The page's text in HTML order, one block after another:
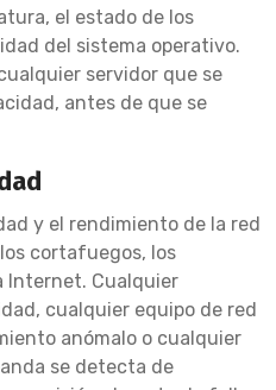
el estado de los
del sistema operativo.
servidor que se
antes de que se
y el rendimiento de la red
cortafuegos, los
Internet. Cualquier
cualquier equipo de red
anómalo o cualquier
se detecta de